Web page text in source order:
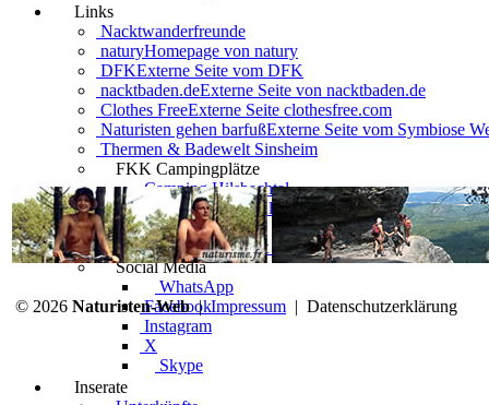
Links
Nacktwanderfreunde
naturyHomepage von natury
DFKExterne Seite vom DFK
nacktbaden.deExterne Seite von nacktbaden.de
Clothes FreeExterne Seite clothesfree.com
Naturisten gehen barfußExterne Seite vom Symbiose
Thermen & Badewelt Sinsheim
FKK Campingplätze
Camping Hilsbachtal
Lichtheideheim Glüsingen
Rutar Lido
FKK Vereine (mit DFK Anschluß)
Social Media
WhatsApp
Facebook
Instagram
X
Skype
Inserate
© 2026 Naturisten-Web|Impressum | Datenschutzerklärung